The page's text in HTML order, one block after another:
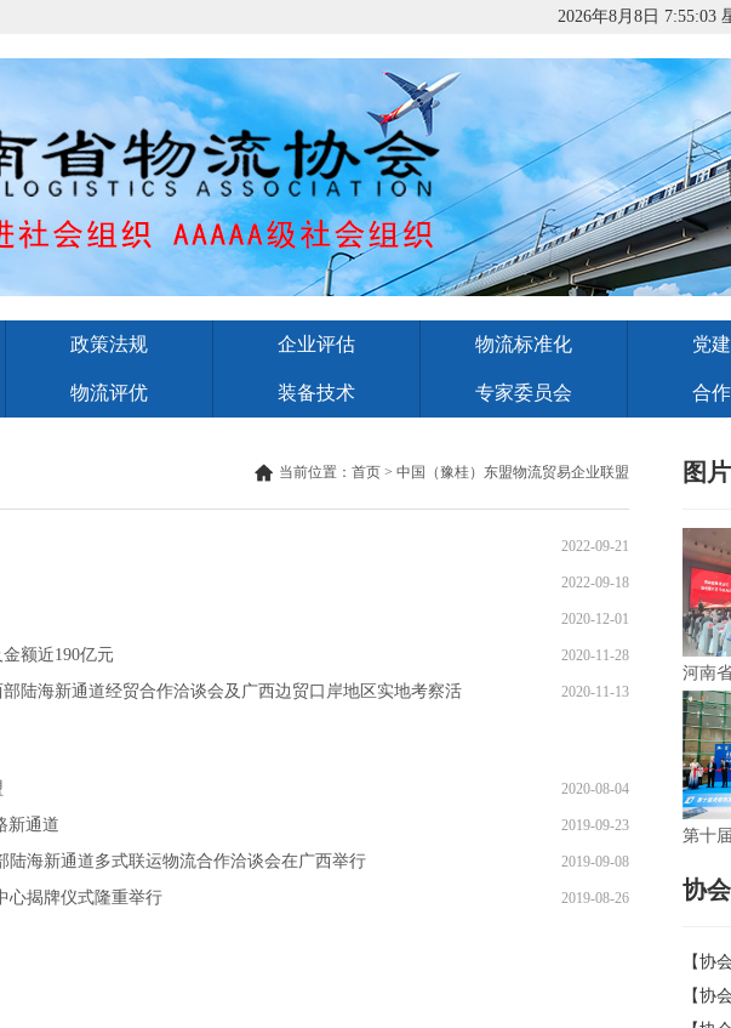
2026年8月8日 7:55:04
政策法规 企业评估 物流标准化 党
物流评优 装备技术 专家委员会 合
当前位置： 首页 > 中国（豫桂）东盟物流贸易企业联盟
2022-09-21
2022-09-18
2020-12-01
额近190亿元 2020-11-28
陆海新通道经贸合作洽谈会及广西边贸口岸地区实地考察活
2020-11-13
2020-08-04
新通道 2019-09-23
海新通道多式联运物流合作洽谈会在广西举行 2019-09-08
心揭牌仪式隆重举行 2019-08-26
图
河南
会员
第十
供应
协
【协
共谋
【协